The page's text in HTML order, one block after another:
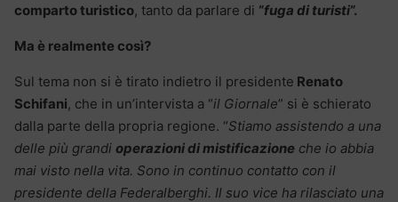
comparto turistico, tanto da parlare di “fuga di turisti“.
Ma è realmente così?
Sul tema non si è tirato indietro il presidente Renato
Schifani, che in un’intervista a “il Giornale” si è schierato
dalla parte della propria regione. “Stiamo assistendo a una
delle più grandi operazioni di mistificazione che io abbia
mai visto nella vita. Sono in continuo contatto con il
presidente della Federalberghi. Il suo vice ha rilasciato una